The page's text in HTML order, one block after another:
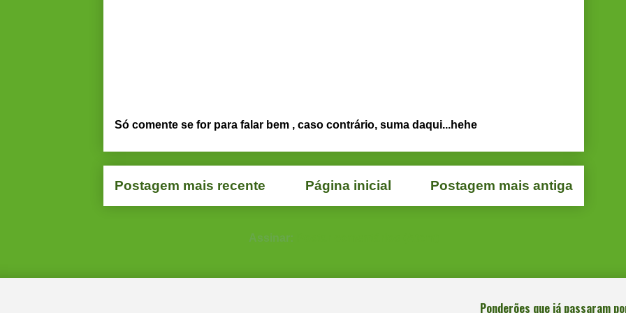
Só comente se for para falar bem , caso contrário, suma daqui...hehe
Postagem mais recente Postagem mais antiga
Página inicial
Assinar:
Ponderões que já passaram